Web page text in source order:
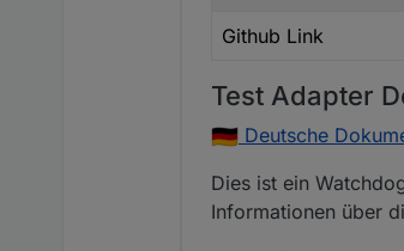
Github Link
Test Adapter
Deutsche
Dies ist ein
Informationen über